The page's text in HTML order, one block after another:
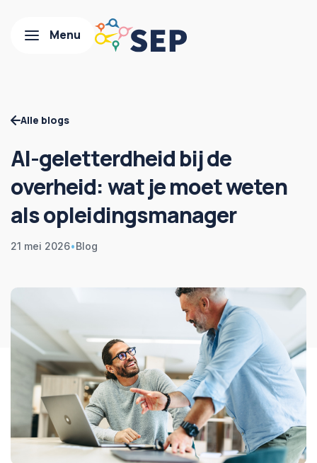
Alle blogs
AI-geletterdheid bij de
overheid: wat je moet weten
als opleidingsmanager
21 mei 2026•Blog